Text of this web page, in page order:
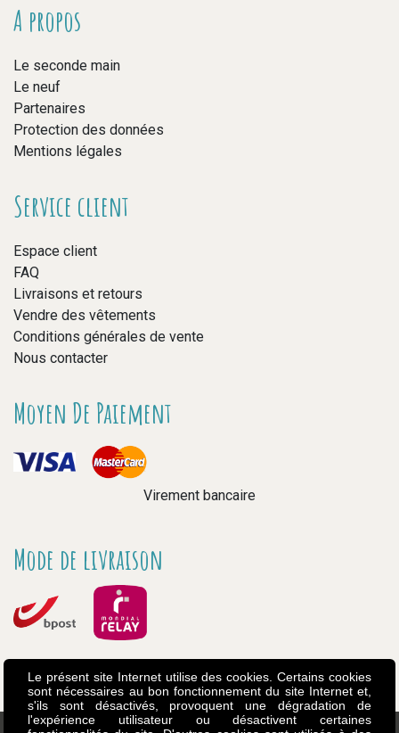
A propos
Le seconde main
Le neuf
Partenaires
Protection des données
Mentions légales
Service client
Espace client
FAQ
Livraisons et retours
Vendre des vêtements
Conditions générales de vente
Nous contacter
Moyen De Paiement
Virement bancaire
Mode de livraison
Le présent site Internet utilise des cookies. Certains cookies
sont nécessaires au bon fonctionnement du site Internet et,
s'ils sont désactivés, provoquent une dégradation de
l'expérience utilisateur ou désactivent certaines